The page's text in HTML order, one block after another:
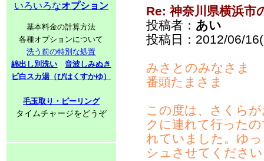
いろいろなオプション
基本料金の計算方法
各種オプションについて
洗う前の特別な処置
綿出し別洗い
音波しみぬき
ビ白スカ湯（びはくすかゆ）
毛玉取り・ピーリング
タイムチャージをどうぞ
Re: 神奈川県横浜市
投稿者： あい
投稿日：2012/06/
みさとのみなさま
番頭たまさま
この度は、さくら
クに連れて行った
れていました。ゆ
シュさせてくださ